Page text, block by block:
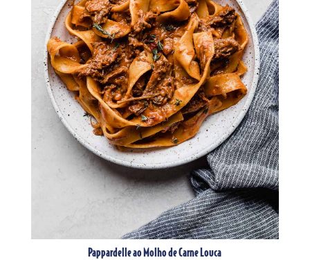
Pappardelle ao Molho de Carne Louca